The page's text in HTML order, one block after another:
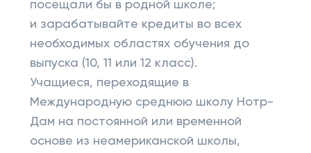
посещали бы в родной школе;
и зарабатывайте кредиты во всех
необходимых областях обучения до
выпуска (10, 11 или 12 класс).
Учащиеся, переходящие в
Международную среднюю школу Нотр-
Дам на постоянной или временной
основе из неамериканской школы,